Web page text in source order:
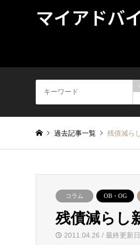
マイアドバ
過去記事一覧 残債減ら
コラム OB・OG
残債減らし
2011.04.26 / 最終更新